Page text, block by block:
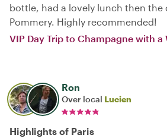
bottle, had a lovely lunch then the
Pommery. Highly recommended!
VIP Day Trip to Champagne with a
Ron
Over local Lucien
Highlights of Paris